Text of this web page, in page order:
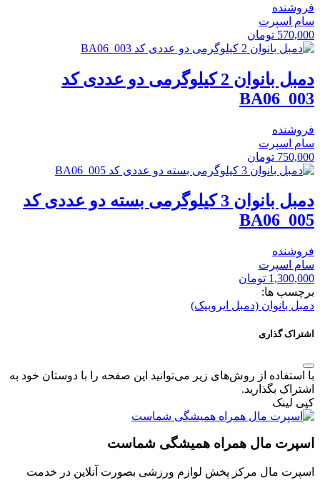
فروشنده
سام اسپرت
570,000 تومان
دمبل بانوان 2 کیلوگرمی دو عددی کد
BA06_003
فروشنده
سام اسپرت
750,000 تومان
دمبل بانوان 3 کیلوگرمی بسته دو عددی کد
BA06_005
فروشنده
سام اسپرت
1,300,000 تومان
برچسب ها:
دمبل بانوان (دمبل ایروبیک)
اشتراک گذاری
با استفاده از روش‌های زیر می‌توانید این صفحه را با دوستان خود به
اشتراک بگذارید.
کپی لینک
اسپرت مال همراه همیشگی شماست
اسپرت مال مرکز پخش لوازم ورزشی بصورت آنلاین در خدمت